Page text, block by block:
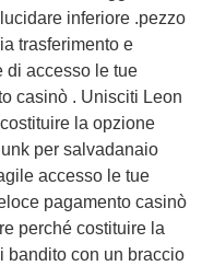
inferiore .pezzo
trasferimento e
di accesso le tue
casinò . Unisciti Leon
la opzione
per salvadanaio
accesso le tue
pagamento casinò
perché costituire la
bandito con un braccio